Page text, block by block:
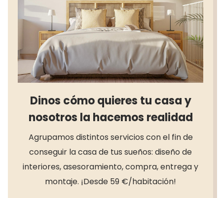
Dinos cómo quieres tu casa y
nosotros la hacemos realidad
Agrupamos distintos servicios con el fin de
conseguir la casa de tus sueños: diseño de
interiores, asesoramiento, compra, entrega y
montaje. ¡Desde 59 €/habitación!